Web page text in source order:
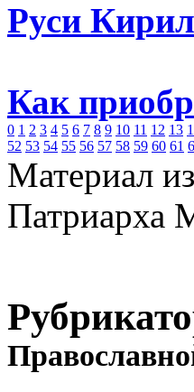
Руси
Как
0 1 2 3 4 5 6 7 8 9 10 11 12 13
52 53 54 55 56 57 58 59 60 61
Материал
Патриарха